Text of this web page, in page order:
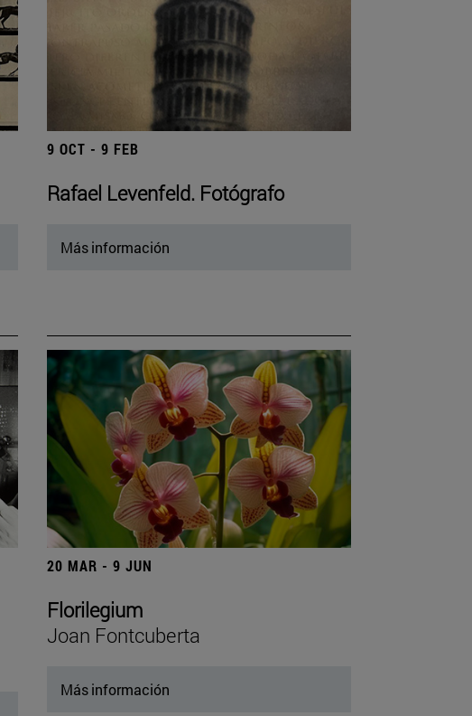
9 OCT - 9 FEB
Rafael Levenfeld. Fotógrafo
Más información
20 MAR - 9 JUN
Florilegium
Joan Fontcuberta
Más información